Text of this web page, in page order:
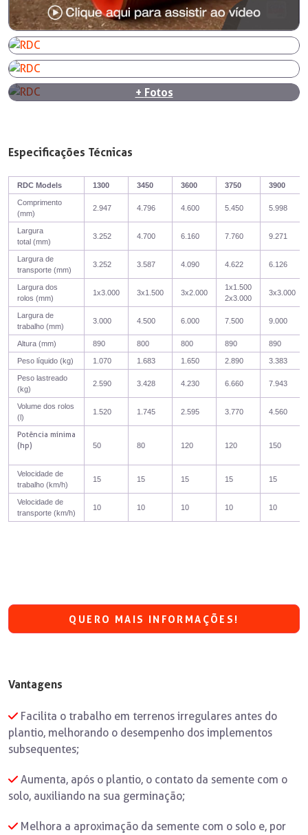
+ Fotos
Especificações Técnicas
RDC Models 1300 3450 3600 3750 3900
Comprimento
(mm)
2.947 4.796 4.600 5.450 5.998
Largura
total (mm)
3.252 4.700 6.160 7.760 9.271
Largura de
transporte (mm)
3.252 3.587 4.090 4.622 6.126
Largura dos
rolos (mm)
1x3.000 3x1.500 3x2.000
1x1.500
2x3.000
3x3.000
Largura de
trabalho (mm)
3.000 4.500 6.000 7.500 9.000
Altura (mm) 890 800 800 890 890
Peso líquido (kg) 1.070 1.683 1.650 2.890 3.383
Peso lastreado
(kg)
2.590 3.428 4.230 6.660 7.943
Volume dos rolos
(l)
1.520 1.745 2.595 3.770 4.560
Potência mínima
(hp)
50 80 120 120 150
Velocidade de
trabalho (km/h)
15 15 15 15 15
Velocidade de
transporte (km/h)
10 10 10 10 10
QUERO MAIS INFORMAÇÕES!
Vantagens
Facilita o trabalho em terrenos irregulares antes do
plantio, melhorando o desempenho dos implementos
subsequentes;
Aumenta, após o plantio, o contato da semente com o
solo, auxiliando na sua germinação;
Melhora a aproximação da semente com o solo e, por